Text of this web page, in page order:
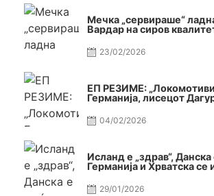
Мечка „сервираше“
Вардар на сиров
23/02/2026
ЕП РЕЗИМЕ:
Германија, лисецот
04/02/2026
Исланд е „здрав“,
Германија и Хрватска се
29/01/2026